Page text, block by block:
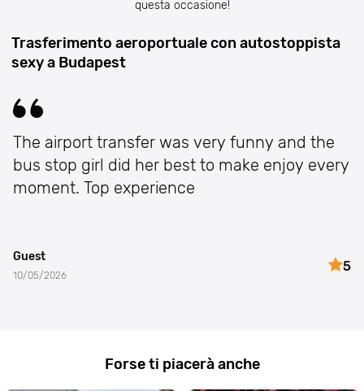
questa occasione!
Trasferimento aeroportuale con autostoppista
sexy a Budapest
The airport transfer was very funny and the
bus stop girl did her best to make enjoy every
moment. Top experience
Guest
10/05/2026
5
Forse ti piacerà anche